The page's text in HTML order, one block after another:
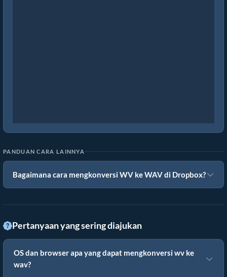
PANDUAN CARA LAINNYA
Bagaimana cara mengkonversi WV ke WAV di Dropbox?
Pertanyaan yang sering diajukan
OS dan browser apa yang dapat mengkonversi wv ke
wav?